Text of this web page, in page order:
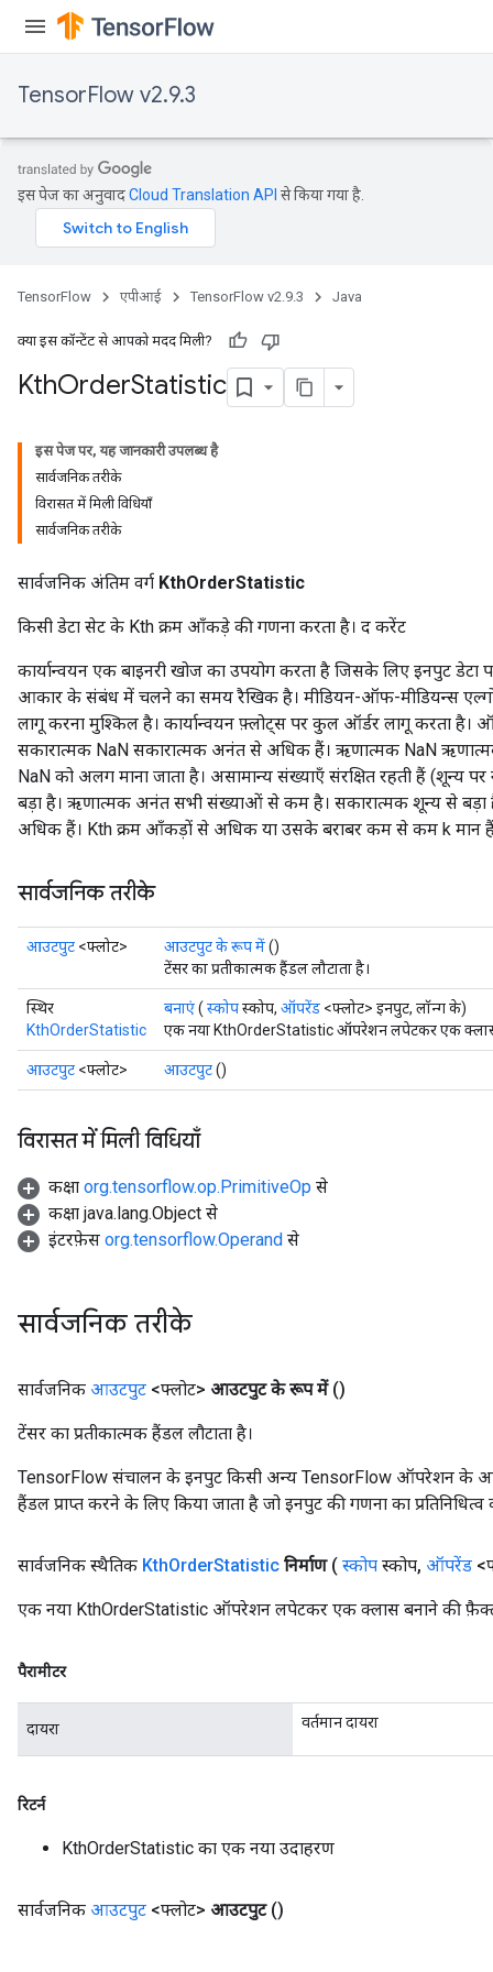
TensorFlow v2.9.3
इस पेज का अनुवादCloud Translation API से किया गया है.
TensorFlow एपीआई TensorFlow v2.9.3 Java
क्या इस कॉन्टेंट से आपको मदद मिली?
KthOrderStatistic
इस पेज पर, यह जानकारी उपलब्ध है
सार्वजनिक तरीके
विरासत में मिली विधियाँ
सार्वजनिक तरीके
सार्वजनिक अंतिम वर्ग KthOrderStatistic
किसी डेटा सेट के Kth क्रम आँकड़े की गणना करता है। द करेंट
कार्यान्वयन एक बाइनरी खोज का उपयोग करता है जिसके लिए इनपुट
आकार के संबंध में चलने का समय रैखिक है। मीडियन-ऑफ-मीडियन्स
लागू करना मुश्किल है। कार्यान्वयन फ़्लोट्स पर कुल ऑर्डर लागू करता
सकारात्मक NaN सकारात्मक अनंत से अधिक हैं। ऋणात्मक NaN
NaN को अलग माना जाता है। असामान्य संख्याएँ संरक्षित रहती हैं (शून्य
बड़ा है। ऋणात्मक अनंत सभी संख्याओं से कम है। सकारात्मक शून्य से
अधिक हैं। Kth क्रम आँकड़ों से अधिक या उसके बराबर कम से कम k मान
सार्वजनिक तरीके
आउटपुट <फ्लोट> आउटपुट के रूप में()
टेंसर का प्रतीकात्मक हैंडल लौटाता है।
स्थिर
KthOrderStatistic
बनाएं( स्कोपस्कोप, ऑपरेंड <फ्लोट> इनपुट, लॉन्ग के)
एक नया KthOrderStatistic ऑपरेशन लपेटकर एक क्लास
आउटपुट <फ्लोट> आउटपुट()
विरासत में मिली विधियाँ
कक्षा org.tensorflow.op.PrimitiveOp से
कक्षा java.lang.Object से
इंटरफ़ेस org.tensorflow.Operand से
सार्वजनिक तरीके
सार्वजनिक आउटपुट <फ्लोट> आउटपुट के रूप में ()
टेंसर का प्रतीकात्मक हैंडल लौटाता है।
TensorFlow संचालन के इनपुट किसी अन्य TensorFlow ऑपरेशन के
हैंडल प्राप्त करने के लिए किया जाता है जो इनपुट की गणना का प्रतिनिधित्व
सार्वजनिक स्थैतिक KthOrderStatistic निर्माण ( स्कोप स्कोप, ऑपरेंड
एक नया KthOrderStatistic ऑपरेशन लपेटकर एक क्लास बनाने की
पैरामीटर
दायरा वर्तमान दायरा
रिटर्न
KthOrderStatistic का एक नया उदाहरण
सार्वजनिक आउटपुट <फ्लोट> आउटपुट ()